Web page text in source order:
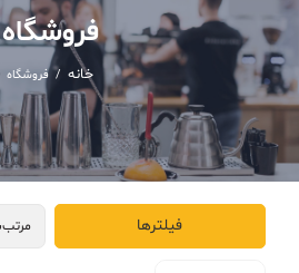
فروشگاه
خانه / فروشگاه
فیلترها